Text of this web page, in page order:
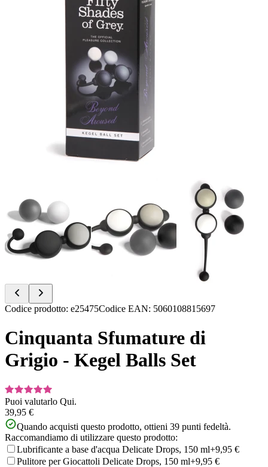
Item
of
4
Codice prodotto: e25475Codice EAN: 5060108815697
Cinquanta Sfumature di
Grigio - Kegel Balls Set
Puoi valutarlo Qui.
39,95 €
Quando acquisti questo prodotto, ottieni 39 punti fedeltà.
Raccomandiamo di utilizzare questo prodotto:
Lubrificante a base d'acqua Delicate Drops, 150 ml+9,95 €
Pulitore per Giocattoli Delicate Drops, 150 ml+9,95 €